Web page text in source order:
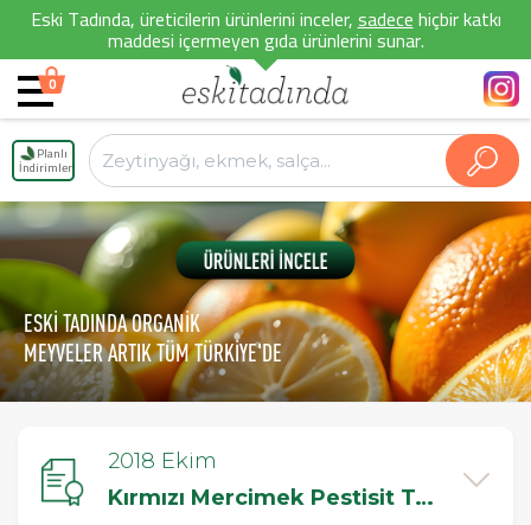
Eski Tadında, üreticilerin ürünlerini inceler,sadecehiçbir katkı
maddesi içermeyen gıda ürünlerini sunar.
0
Planlı
İndirimler
ESKİ TADINDA ORGANİK
MEYVELER ARTIK TÜM TÜRKİYE'DE
2018 Ekim
Kırmızı Mercimek Pestisit Testi